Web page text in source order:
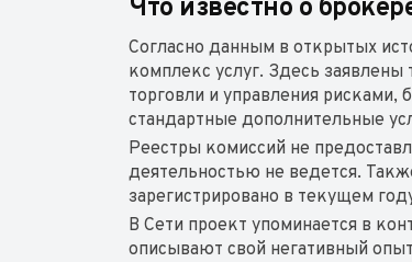
Что известно о
Согласно данным в открытых
комплекс услуг. Здесь
торговли и управления рисками,
стандартные дополнительные
Реестры комиссий не
деятельностью не ведется.
зарегистрировано в текущем
В Сети проект упоминается в
описывают свой негативный